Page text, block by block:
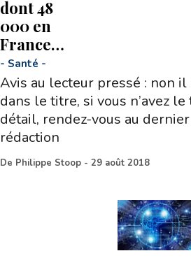
dont 48
000 en
France…
- Santé -
Avis au lecteur pressé : non il
dans le titre, si vous n’avez
détail, rendez-vous au
rédaction
De Philippe Stoop - 29 août 2018